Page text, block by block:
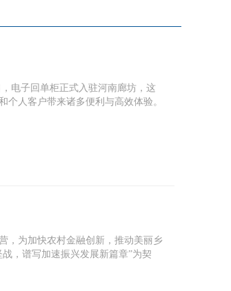
电子回单柜正式入驻河南廊坊，这
人客户带来诸多便利与高效体验。
，为加快农村金融创新，推动美丽乡
，谱写加速振兴发展新篇章”为契